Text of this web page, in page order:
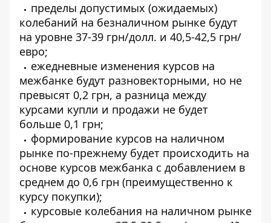
пределы допустимых (ожидаемых)
колебаний на безналичном рынке будут
на уровне 37-39 грн/долл. и 40,5-42,5 грн/
евро;
ежедневные изменения курсов на
межбанке будут разновекторными, но не
превысят 0,2 грн, а разница между
курсами купли и продажи не будет
больше 0,1 грн;
формирование курсов на наличном
рынке по-прежнему будет происходить на
основе курсов межбанка с добавлением в
среднем до 0,6 грн (преимущественно к
курсу покупки);
курсовые колебания на наличном рынке